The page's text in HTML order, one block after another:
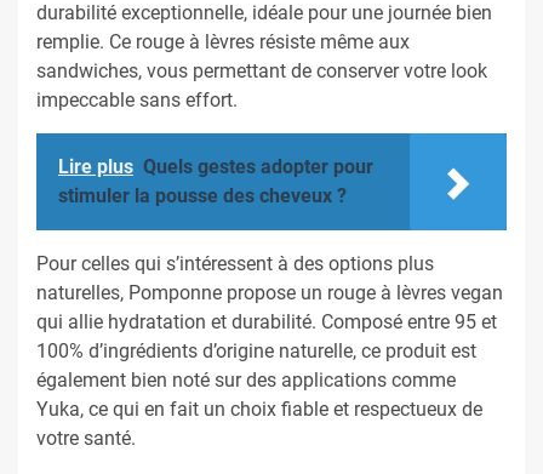
durabilité exceptionnelle, idéale pour une journée bien
remplie. Ce rouge à lèvres résiste même aux
sandwiches, vous permettant de conserver votre look
impeccable sans effort.
Lire plus Quels gestes adopter pour
stimuler la pousse des cheveux ?
Pour celles qui s’intéressent à des options plus
naturelles, Pomponne propose un rouge à lèvres vegan
qui allie hydratation et durabilité. Composé entre 95 et
100% d’ingrédients d’origine naturelle, ce produit est
également bien noté sur des applications comme
Yuka, ce qui en fait un choix fiable et respectueux de
votre santé.